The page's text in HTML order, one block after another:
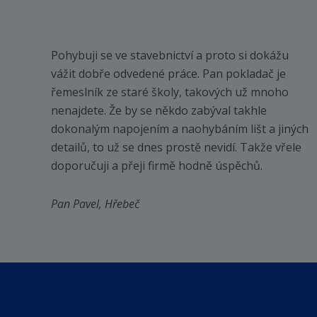
Pohybuji se ve stavebnictví a proto si dokážu
vážit dobře odvedené práce. Pan pokladač je
řemeslník ze staré školy, takových už mnoho
nenajdete. Že by se někdo zabýval takhle
dokonalým napojením a naohybáním lišt a jiných
detailů, to už se dnes prostě nevidí. Takže vřele
doporučuji a přeji firmě hodně úspěchů.
Pan Pavel, Hřebeč